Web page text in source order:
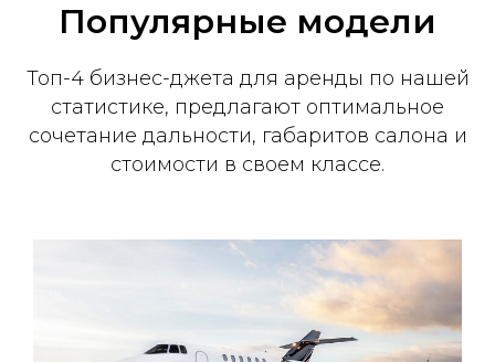
Популярные модели
Топ-4 бизнес-джета для аренды по нашей
статистике, предлагают оптимальное
сочетание дальности, габаритов салона и
стоимости в своем классе.